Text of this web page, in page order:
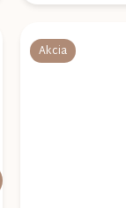
Akcia